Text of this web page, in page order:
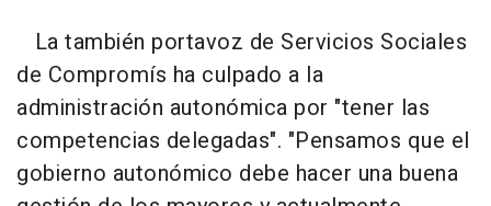
La también portavoz de Servicios Sociales
de Compromís ha culpado a la
administración autonómica por "tener las
competencias delegadas". "Pensamos que el
gobierno autonómico debe hacer una buena